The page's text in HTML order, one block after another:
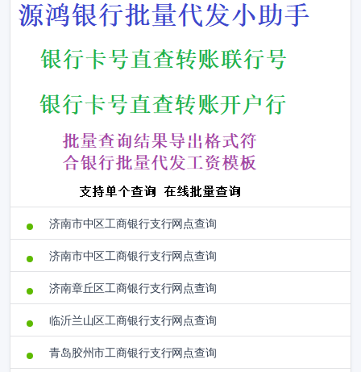
济南市中区工商银行支行网点查询
济南市中区工商银行支行网点查询
济南章丘区工商银行支行网点查询
临沂兰山区工商银行支行网点查询
青岛胶州市工商银行支行网点查询